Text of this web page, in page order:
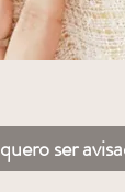
quero ser